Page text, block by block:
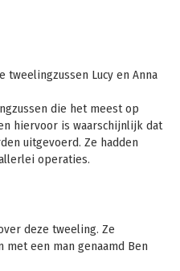
Lucy en Anna
die het meest op
hiervoor is waarschijnlijk dat
uitgevoerd. Ze hadden
operaties.
deze tweeling. Ze
met een man genaamd Ben